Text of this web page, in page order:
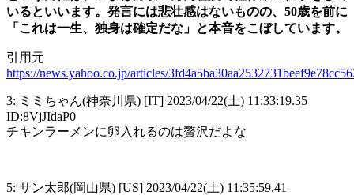
いるといいます。発言には悲壮感はないものの、50歳を前に
「これは一生、独身は確定だな」と本音をこぼしています。
引用元
https://news.yahoo.co.jp/articles/
3: ミミちゃん(神奈川県) [IT] 2023/04/22(土) 11:33:19.35
ID:8VjJIdaP0
チキンラーメンに卵入れるのは贅沢だよな
5: サン太郎(岡山県) [US] 2023/04/22(土) 11:35:59.41